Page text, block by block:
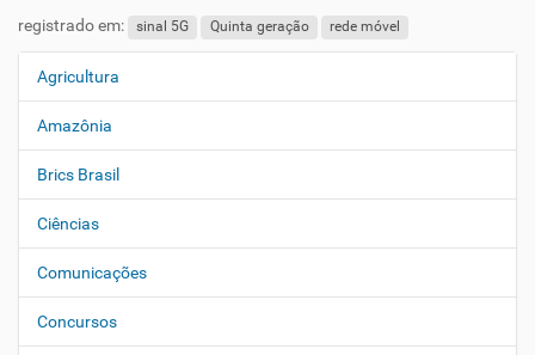
registrado em: sinal 5G Quinta geração rede móvel
N
e
g
a
ç
ã
o
Agricultura
Amazônia
Brics Brasil
Ciências
Comunicações
Concursos